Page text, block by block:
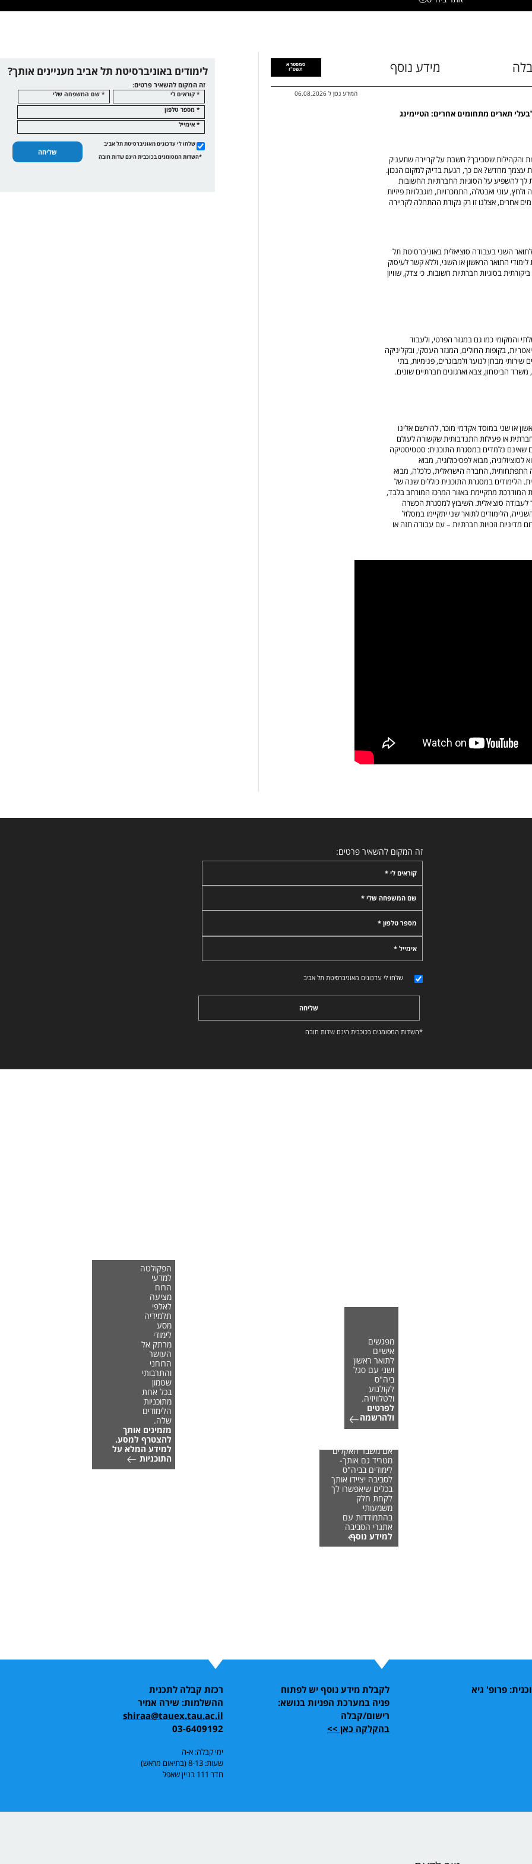
סמסטר א
תשפ"ז
המידע נכון ל 06.08.2026
מידע נוסף
תארים מתחומים אחרים: הטיימינג
והקהילות שסביבך? חשבת על קריירה שתעניק
מחדש? אם כך, הגעת בדיוק למקום הנכון.
לך להשפיע על הסוגיות החברתיות החשובות
עוני ואבטלה, התמכרויות, מוגבלויות פיזיות
אחרים, אצלנו זו רק נקודת ההתחלה לקריירה
לתואר השני בעבודה סוציאלית באוניברסיטת תל
התואר הראשון או השני, וללא קשר לעיסוק
בסוגיות חברתיות חשובות. כי צדק, שוויון
והמקומי כמו גם במגזר הפרטי, ולעבוד
בקופות החולים, המגזר העסקי, ובקליניקה
מבחן לנוער ולמבוגרים, פנימיות, בתי
הביטחון, צבא וארגונים חברתיים שונים.
או שני במוסד אקדמי מוכר, להירשם אלינו
או פעילות התנדבותית שקשורה לעולם
שאינם נלמדים במסגרת התוכנית: סטטיסטיקה
מבוא לפסיכולוגיה, מבוא
התפתחותית, החברה הישראלית, כלכלה, מבוא
הלימודים במסגרת התוכנית כוללים שנה של
מתקיימת באזור המרכז המורחב בלבד,
סוציאלית. השיבוץ למסגרת הכשרה
הלימודים לתואר שני יתקיימו במסלול
מדיניות וזכויות חברתיות – עם עבודה תזה או
לימודים באוניברסיטת תל אביב מעניינים אותך?
זה המקום להשאיר פרטים:
* קוראים לי
* שם המשפחה שלי
* מספר טלפון
* אימייל
שלחו לי עדכונים מאוניברסיטת תל אביב
שליחה
*השדות המסומנים בכוכבית הינם שדות חובה
זה המקום להשאיר פרטים:
קוראים לי *
שם המשפחה שלי *
מספר טלפון *
אימייל *
שלחו לי עדכונים מאוניברסיטת תל אביב
שליחה
*השדות המסומנים בכוכבית הינם שדות חובה
הפקולטה
למדעי
הרוח
מציעה
לאלפי
תלמידיה
מסע
לימודי
מרתק אל
העושר
הרוחני
והתרבותי
שטמון
בכל אחת
מתוכניות
הלימודים
שלה.
מזמינים אותך
להצטרף למסע.
למידע המלא על
התוכניות
מפגשים
אישיים
לתואר ראשון
ושני עם סגל
ביה"ס
לקולנוע
ולטלוויזיה.
לפרטים
ולהרשמה
אם משבר האקלים
מטריד גם אותך-
לימודים בביה"ס
לסביבה יציידו אותך
בכלים שיאפשרו לך
לקחת חלק
משמעותי
בהתמודדות עם
אתגרי הסביבה
למידע נוסף
פרופ' גיא
לקבלת מידע נוסף יש לפתוח
פניה במערכת הפניות בנושא:
רישום/קבלה
בהקלקה כאן >>
רכזת קבלה לתכנית
ההשלמות: שירה אמיר
shiraa@tauex.tau.ac.il
03-6409192
ימי קבלה: א-ה
שעות: 8-13 (בתיאום מראש)
חדר 111 בניין שאפל